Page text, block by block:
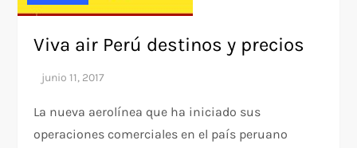
Viva air Perú destinos y precios
La nueva aerolínea que ha iniciado sus
operaciones comerciales en el país peruano